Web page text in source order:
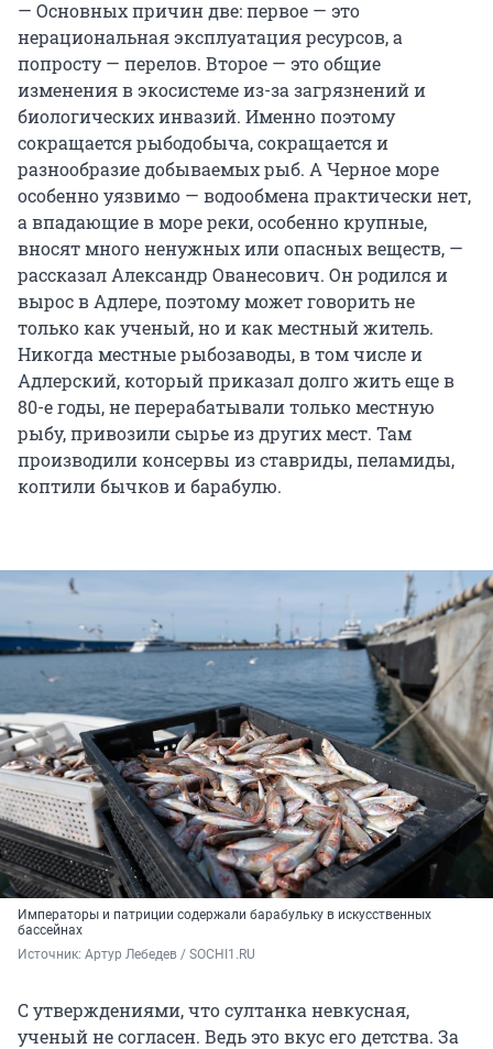
— Основных причин две: первое — это
нерациональная эксплуатация ресурсов, а
попросту — перелов. Второе — это общие
изменения в экосистеме из-за загрязнений и
биологических инвазий. Именно поэтому
сокращается рыбодобыча, сокращается и
разнообразие добываемых рыб. А Черное море
особенно уязвимо — водообмена практически нет,
а впадающие в море реки, особенно крупные,
вносят много ненужных или опасных веществ, —
рассказал Александр Ованесович. Он родился и
вырос в Адлере, поэтому может говорить не
только как ученый, но и как местный житель.
Никогда местные рыбозаводы, в том числе и
Адлерский, который приказал долго жить еще в
80-е годы, не перерабатывали только местную
рыбу, привозили сырье из других мест. Там
производили консервы из ставриды, пеламиды,
коптили бычков и барабулю.
Императоры и патриции содержали барабульку в искусственных
бассейнах
Источник: Артур Лебедев / SOCHI1.RU
С утверждениями, что султанка невкусная,
ученый не согласен. Ведь это вкус его детства. За